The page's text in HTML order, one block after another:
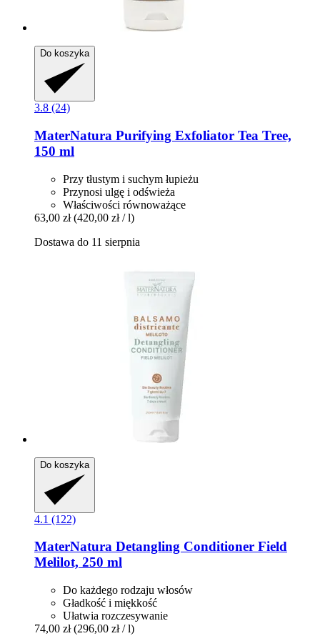
Do koszyka
3.8 (24)
MaterNatura Purifying Exfoliator Tea Tree,
150 ml
Przy tłustym i suchym łupieżu
Przynosi ulgę i odświeża
Właściwości równoważące
63,00 zł (420,00 zł / l)
Dostawa do 11 sierpnia
Do koszyka
4.1 (122)
MaterNatura Detangling Conditioner Field
Melilot, 250 ml
Do każdego rodzaju włosów
Gładkość i miękkość
Ułatwia rozczesywanie
74,00 zł (296,00 zł / l)